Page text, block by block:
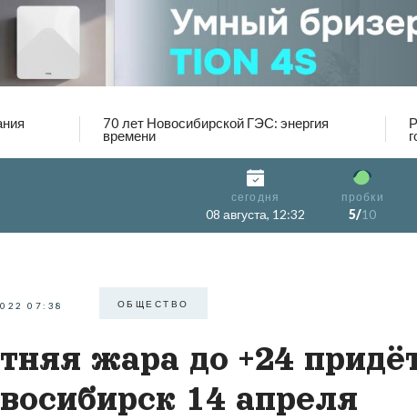
70 лет Новосибирской ГЭС: энергия
времени
сегодня
08 августа, 12:32
пробки
5/10
07:38 ОБЩЕСТВО
жара до +24
14 апреля